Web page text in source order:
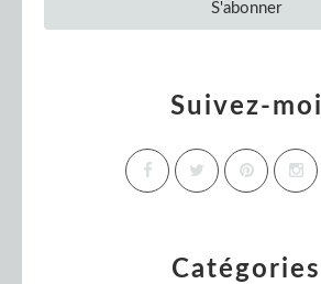
Catégories
Suivez-moi